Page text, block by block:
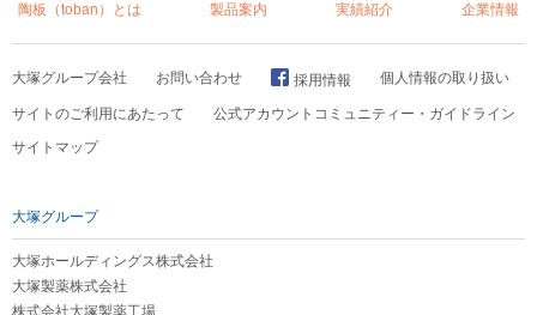
陶板（toban）とは 製品案内 実績紹介 企業情報
大塚グループ会社 お問い合わせ 採用情報 個人情報の取り扱い
サイトのご利用にあたって
公式アカウントコミュニティー・ガイドライン
サイトマップ
大塚グループ
大塚ホールディングス株式会社
大塚製薬株式会社